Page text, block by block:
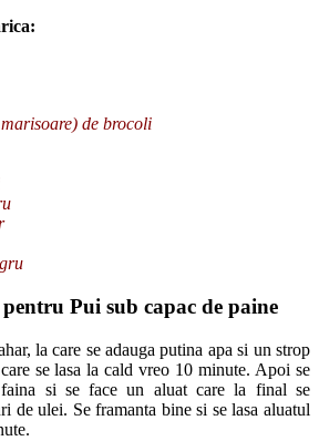
de brocoli
Pui sub capac de paine
la care se adauga putina apa si un strop
se lasa la cald vreo 10 minute. Apoi se
si se face un aluat care la final se
de ulei. Se framanta bine si se lasa aluatul